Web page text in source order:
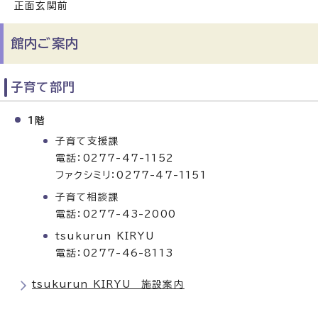
正面玄関前
館内ご案内
子育て部門
1階
子育て支援課
電話：0277-47-1152
ファクシミリ：0277-47-1151
子育て相談課
電話：0277-43-2000
tsukurun KIRYU
電話：0277-46-8113
tsukurun KIRYU 施設案内